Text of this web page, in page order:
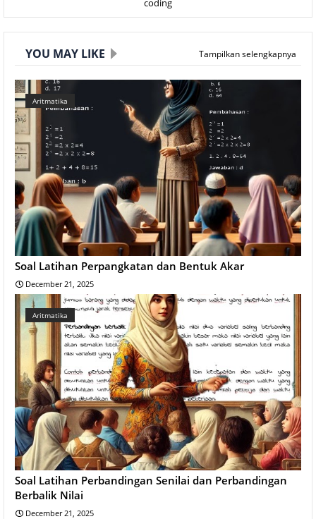
coding
YOU MAY LIKE Tampilkan selengkapnya
Aritmatika
Soal Latihan Perpangkatan dan Bentuk Akar
December 21, 2025
Aritmatika
Soal Latihan Perbandingan Senilai dan Perbandingan
Berbalik Nilai
December 21, 2025